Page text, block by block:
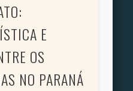
E
OS
NO PARANÁ